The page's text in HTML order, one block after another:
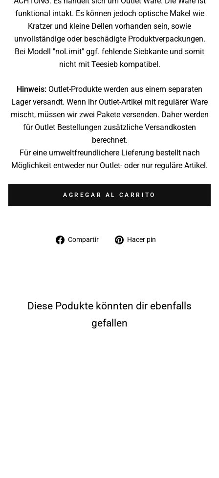
funktional intakt. Es können jedoch optische Makel wie
Kratzer und kleine Dellen vorhanden sein, sowie
unvollständige oder beschädigte Produktverpackungen.
Bei Modell "noLimit" ggf. fehlende Siebkante und somit
nicht mit Teesieb kompatibel.
Hinweis: Outlet-Produkte werden aus einem separaten
Lager versandt. Wenn ihr Outlet-Artikel mit regulärer Ware
mischt, müssen wir zwei Pakete versenden. Daher werden
für Outlet Bestellungen zusätzliche Versandkosten
berechnet.
Für eine umweltfreundlichere Lieferung bestellt nach
Möglichkeit entweder nur Outlet- oder nur reguläre Artikel.
AGREGAR AL CARRITO
Compartir
CompartirHacer pin
Diese Podukte könnten dir ebenfalls
gefallen